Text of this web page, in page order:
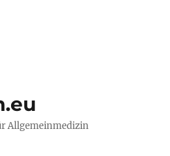
Allgemeinmedizin